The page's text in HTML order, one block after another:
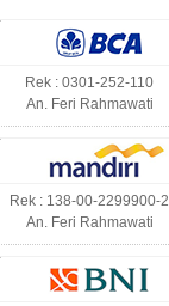
Rek : 0301-252-110
An. Feri Rahmawati
Rek : 138-00-2299900-2
An. Feri Rahmawati